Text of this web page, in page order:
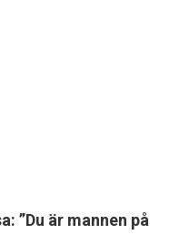
”Du är mannen på